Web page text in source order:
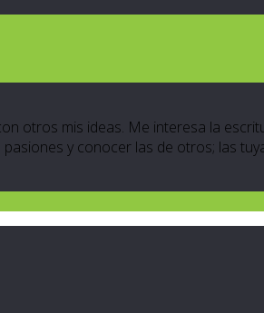
otros mis ideas. Me interesa la
y conocer las de otros; las